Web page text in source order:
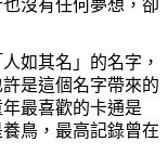
沒有任何夢想，卻
如其名」的名字，
是這個名字帶來的
最喜歡的卡通是
鳥，最高記錄曾在